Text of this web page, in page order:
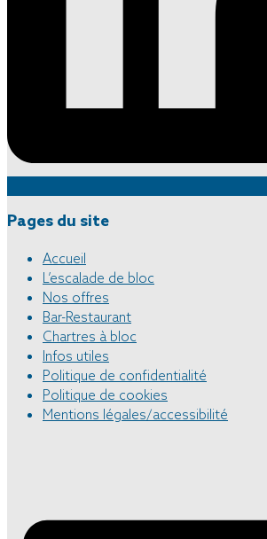
Pages du site
Accueil
L’escalade de bloc
Nos offres
Bar-Restaurant
Chartres à bloc
Infos utiles
Politique de confidentialité
Politique de cookies
Mentions légales/accessibilité